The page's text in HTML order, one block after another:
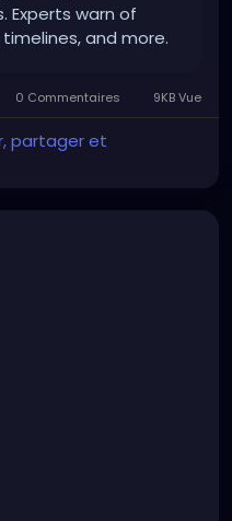
Experts warn of
and more.
0 Commentaires 9KB Vue
partager et